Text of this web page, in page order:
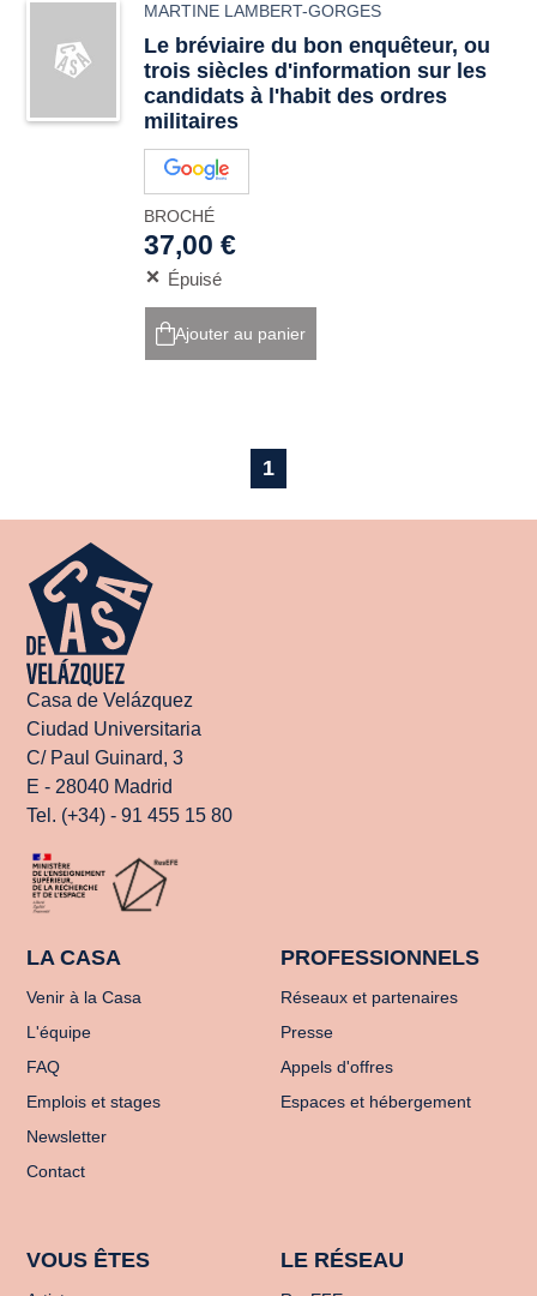
MARTINE LAMBERT-GORGES
Le bréviaire du bon enquêteur, ou
trois siècles d'information sur les
candidats à l'habit des ordres
militaires
BROCHÉ
37,00 €
Épuisé
Ajouter au panier
1
Casa de Velázquez
Ciudad Universitaria
C/ Paul Guinard, 3
E - 28040 Madrid
Tel. (+34) - 91 455 15 80
LA CASA
Venir à la Casa
L'équipe
FAQ
Emplois et stages
Newsletter
Contact
PROFESSIONNELS
Réseaux et partenaires
Presse
Appels d'offres
Espaces et hébergement
VOUS ÊTES LE RÉSEAU